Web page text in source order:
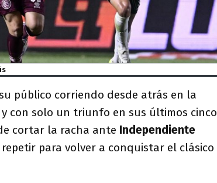
público corriendo desde atrás en la
y con solo un triunfo en sus últimos cinco
cortar la racha ante Independiente
para volver a conquistar el clásico